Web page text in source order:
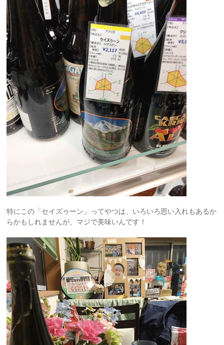
特にこの「セイズゥーン」ってやつは、いろいろ思い入れもあるか
らかもしれませんが、マジで美味いんです！